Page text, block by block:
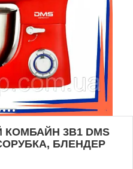
3В1 DMS
БЛЕНДЕР